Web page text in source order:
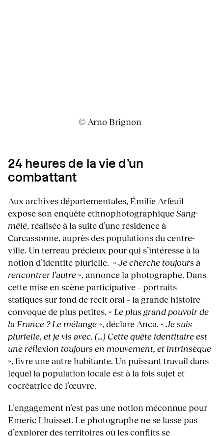
© Arno Brignon
24 heures de la vie d’un
combattant
Aux archives départementales, Émilie Arfeuil
expose son enquête ethnophotographiqueSang-
mêlé, réalisée à la suite d’une résidence à
Carcassonne, auprès des populations du centre-
ville. Un terreau précieux pour qui s’intéresse à la
notion d’identité plurielle. «Je cherche toujours à
rencontrer l’autre», annonce la photographe. Dans
cette mise en scène participative – portraits
statiques sur fond de récit oral – la grande histoire
convoque de plus petites. « Le plus grand pouvoir de
la France ? Le mélange», déclare Anca. «Je suis
plurielle, et je vis avec. (…) Cette quête identitaire est
une réflexion toujours en mouvement, et intrinsèque
», livre une autre habitante. Un puissant travail dans
lequel la population locale est à la fois sujet et
cocréatrice de l’œuvre.
L’engagement n’est pas une notion méconnue pour
Emeric Lhuisset. Le photographe ne se lasse pas
d’explorer des territoires où les conflits se